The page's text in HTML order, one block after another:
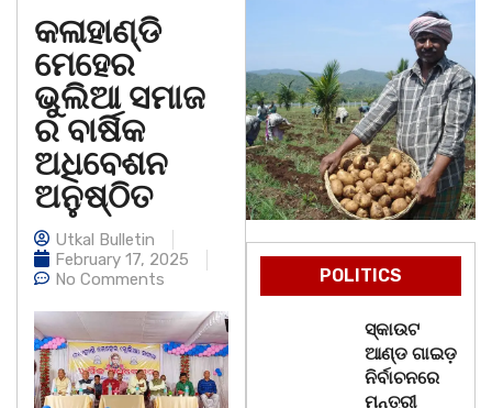
କଳାହାଣ୍ଡି
ମେହେର
ଭୁଲିଆ ସମାଜ
ର ବାର୍ଷିକ
ଅଧିବେଶନ
ଅନୁଷ୍ଠିତ
Utkal Bulletin
February 17, 2025
No Comments
POLITICS
ସ୍କାଉଟ
ଆଣ୍ଡ ଗାଇଡ଼
ନିର୍ବାଚନରେ
ମନ୍ତ୍ରୀ